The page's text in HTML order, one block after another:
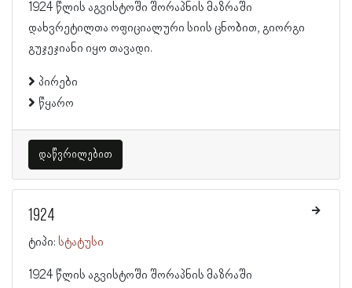
1924 წლის აგვისტოში შორაპნის მაზრაში
დახვრეტილთა ოფიციალური სიის ცნობით, გიორგი
გუჯეჯიანი იყო თავადი.
პირები
წყარო
დაწვრილებით
1924
ტიპი: სტატუსი
1924 წლის აგვისტოში შორაპნის მაზრაში